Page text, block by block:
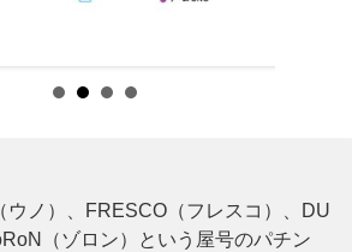
ウノ）、FRESCO（フレスコ）、DU
（ゾロン）という屋号のパチン